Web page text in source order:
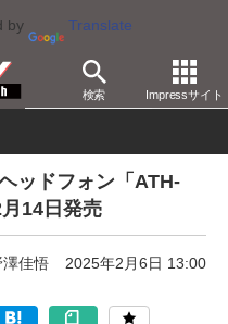
by Translate
検索 Impressサイト
ーディオテクニカ
ッドフォン「ATH-
14日発売
澤佳悟 2025年2月6日 13:00